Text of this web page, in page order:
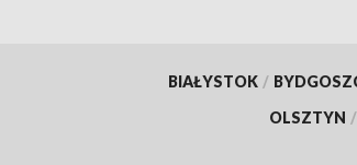
BIAŁYSTOK /
OLSZTYN /